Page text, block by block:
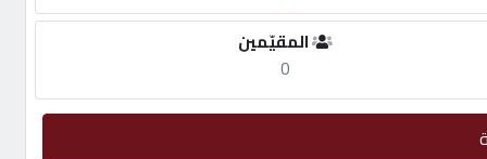
المقيّمين
0